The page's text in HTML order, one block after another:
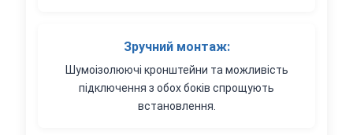
Зручний монтаж:
Шумоізолюючі кронштейни та можливість
підключення з обох боків спрощують
встановлення.